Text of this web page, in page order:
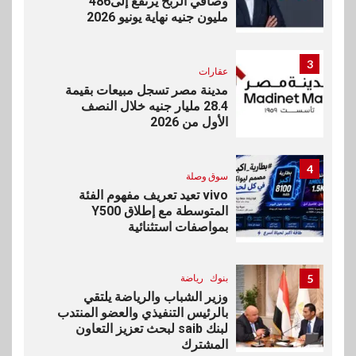
مليون جنيه نهاية يونيو 2026
3
عقارات
مدينة مصر تسجل مبيعات بقيمة
28.4 مليار جنيه خلال النصف
الأول من 2026
4
سوق وصلة
vivo تعيد تعريف مفهوم الفئة
المتوسطة مع إطلاق Y500
بمواصفات استثنائية
5 بنوك رياضة
وزير الشباب والرياضة يلتقي
بالرئيس التنفيذي والعضو المنتدب
لبنك saib لبحث تعزيز التعاون
المشترك